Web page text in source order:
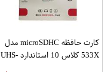
کارت حافظه microSDHC مدل
533X کلاس 10 استاندارد UHS-
I U1 سرعت 100MBps ظرفیت